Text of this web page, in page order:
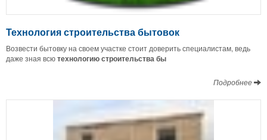
Технология строительства бытовок
Возвести бытовку на своем участке стоит доверить специалистам, ведь
даже зная всютехнологию строительства бы
Подробнее